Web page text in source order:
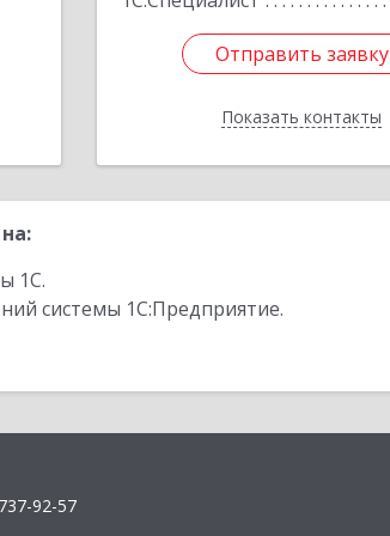
Отправить заявку
Показать контакты
Отправить заявку
Назад
1С.
системы 1С:Предприятие.
92-57